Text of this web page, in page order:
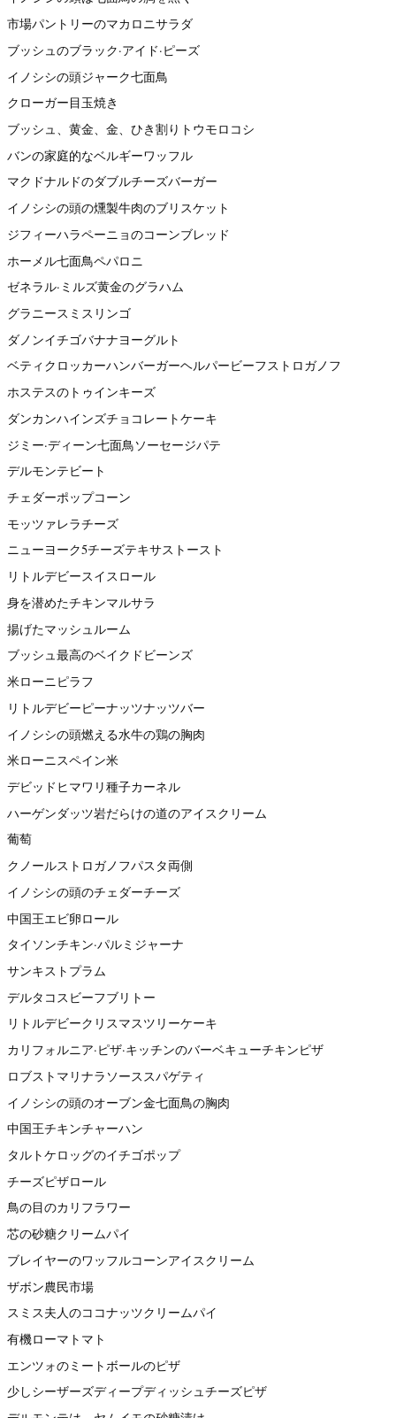
市場パントリーのマカロニサラダ
ブッシュのブラック·アイド·ピーズ
イノシシの頭ジャーク七面鳥
クローガー目玉焼き
ブッシュ、黄金、金、ひき割りトウモロコシ
バンの家庭的なベルギーワッフル
マクドナルドのダブルチーズバーガー
イノシシの頭の燻製牛肉のブリスケット
ジフィーハラペーニョのコーンブレッド
ホーメル七面鳥ペパロニ
ゼネラル·ミルズ黄金のグラハム
グラニースミスリンゴ
ダノンイチゴバナナヨーグルト
ベティクロッカーハンバーガーヘルパービーフストロガノフ
ホステスのトゥインキーズ
ダンカンハインズチョコレートケーキ
ジミー·ディーン七面鳥ソーセージパテ
デルモンテビート
チェダーポップコーン
モッツァレラチーズ
ニューヨーク5チーズテキサストースト
リトルデビースイスロール
身を潜めたチキンマルサラ
揚げたマッシュルーム
ブッシュ最高のベイクドビーンズ
米ローニピラフ
リトルデビーピーナッツナッツバー
イノシシの頭燃える水牛の鶏の胸肉
米ローニスペイン米
デビッドヒマワリ種子カーネル
ハーゲンダッツ岩だらけの道のアイスクリーム
葡萄
クノールストロガノフパスタ両側
イノシシの頭のチェダーチーズ
中国王エビ卵ロール
タイソンチキン·パルミジャーナ
サンキストプラム
デルタコスビーフブリトー
リトルデビークリスマスツリーケーキ
カリフォルニア·ピザ·キッチンのバーベキューチキンピザ
ロブストマリナラソーススパゲティ
イノシシの頭のオーブン金七面鳥の胸肉
中国王チキンチャーハン
タルトケロッグのイチゴポップ
チーズピザロール
鳥の目のカリフラワー
芯の砂糖クリームパイ
ブレイヤーのワッフルコーンアイスクリーム
ザボン農民市場
スミス夫人のココナッツクリームパイ
有機ローマトマト
エンツォのミートボールのピザ
少しシーザーズディープディッシュチーズピザ